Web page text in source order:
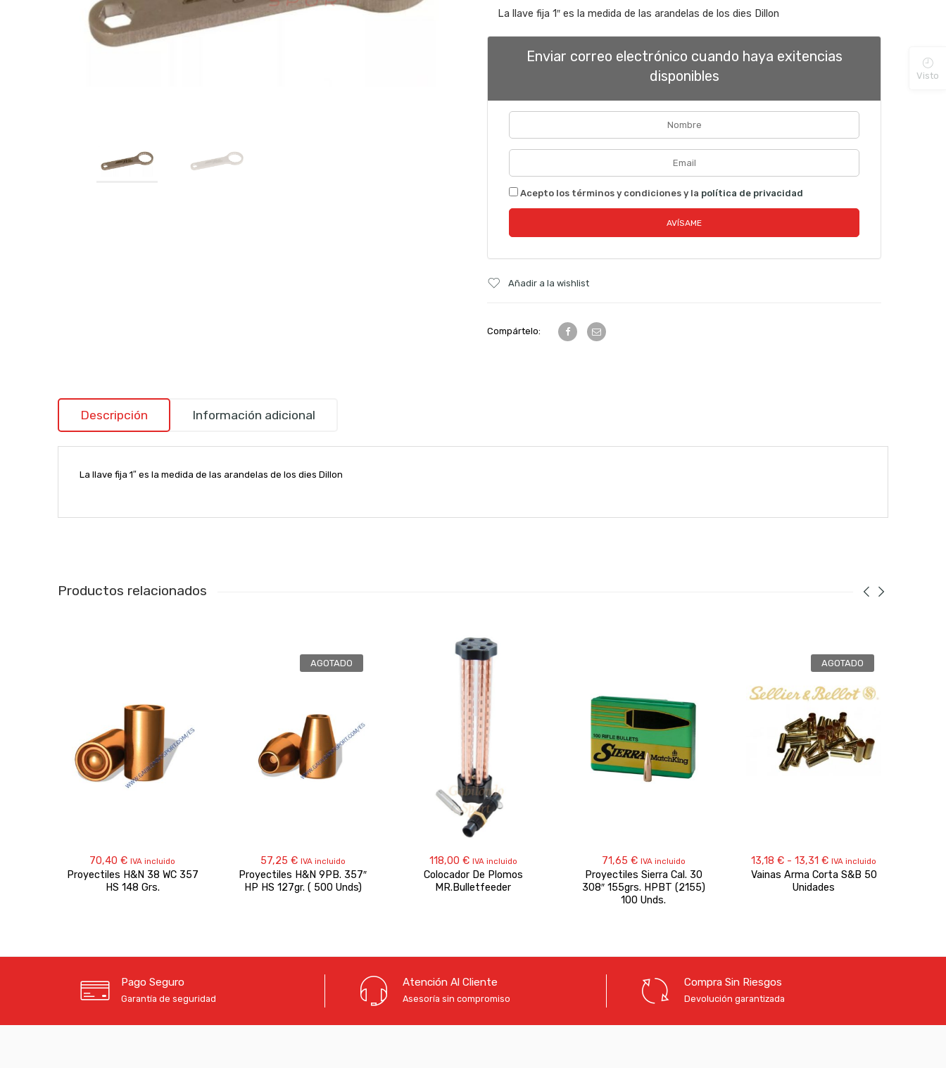
La llave fija 1″ es la medida de las arandelas de los dies Dillon
Enviar correo electrónico cuando haya exitencias
disponibles
Acepto los términos y condiciones y la política de privacidad
Añadir a la wishlist
Compártelo:
Descripción Información adicional
La llave fija 1″ es la medida de las arandelas de los dies Dillon
Productos relacionados
70,40 € IVA incluido
Proyectiles H&N 38 WC 357
HS 148 Grs.
AGOTADO
57,25 € IVA incluido
Proyectiles H&N 9PB. 357″
HP HS 127gr. ( 500 Unds)
118,00 € IVA incluido
Colocador De Plomos
MR.Bulletfeeder
71,65 € IVA incluido
Proyectiles Sierra Cal. 30
308″ 155grs. HPBT (2155)
100 Unds.
AGOTADO
13,18 € - 13,31 €Rango
de
precios:
IVA incluido
Vainas Arma Corta S&B 50
Unidades
Pago Seguro
Garantía de seguridad
Atención Al Cliente
Asesoría sin compromiso
Compra Sin Riesgos
Devolución garantizada
Visto